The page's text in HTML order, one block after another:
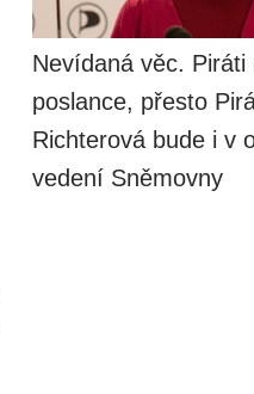
Nevídaná věc. Piráti
poslance, přesto
Richterová bude i v
vedení Sněmovny